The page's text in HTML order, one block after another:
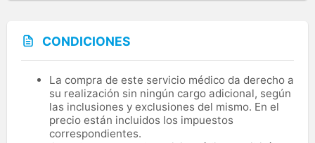
CONDICIONES
La compra de este servicio médico da derecho a
su realización sin ningún cargo adicional, según
las inclusiones y exclusiones del mismo. En el
precio están incluidos los impuestos
correspondientes.